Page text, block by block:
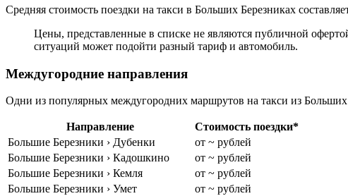
Средняя стоимость поездки на такси в Больших Березниках
Цены, представленные в списке не являются публичной
ситуаций может подойти разный тариф и автомобиль.
Междугородние направления
Одни из популярных междугородних маршрутов на такси из Больших
Направление
Стоимость поездки*
Большие Березники › Дубенки
от ~ рублей
Большие Березники › Кадошкино
от ~ рублей
Большие Березники › Кемля
от ~ рублей
Большие Березники › Умет
от ~ рублей